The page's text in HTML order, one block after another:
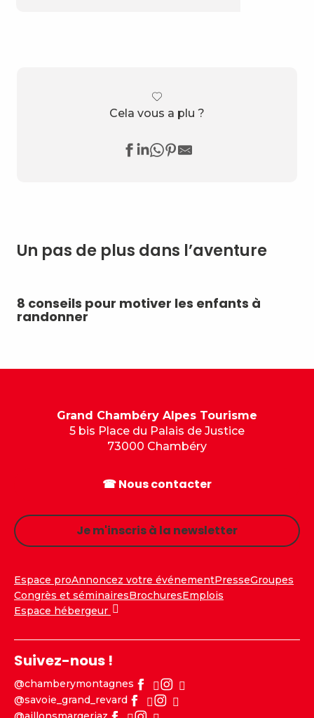
Cela vous a plu ?
Un pas de plus dans l’aventure
8 conseils pour motiver les enfants à
randonner
Grand Chambéry Alpes Tourisme
5 bis Place du Palais de Justice
73000 Chambéry
☎ Nous contacter
Je m'inscris à la newsletter
Espace proAnnoncez votre événementPresseGroupes
Congrès et séminairesBrochuresEmplois
Espace hébergeur
Suivez-nous !
@chamberymontagnes
@savoie_grand_revard